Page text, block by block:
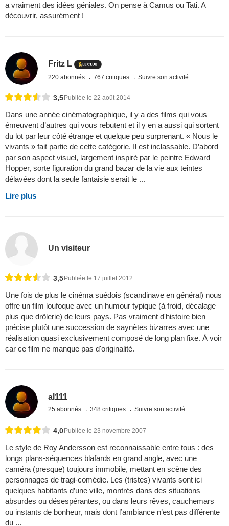
a vraiment des idées géniales. On pense à Camus ou Tati. A
découvrir, assurément !
Fritz L
220 abonnés 767 critiques Suivre son activité
3,5 Publiée le 22 août 2014
Dans une année cinématographique, il y a des films qui vous
émeuvent d’autres qui vous rebutent et il y en a aussi qui sortent
du lot par leur côté étrange et quelque peu surprenant. « Nous le
vivants » fait partie de cette catégorie. Il est inclassable. D’abord
par son aspect visuel, largement inspiré par le peintre Edward
Hopper, sorte figuration du grand bazar de la vie aux teintes
délavées dont la seule fantaisie serait le ...
Lire plus
Un visiteur
3,5Publiée le 17 juillet 2012
Une fois de plus le cinéma suédois (scandinave en général) nous
offre un film loufoque avec un humour typique (à froid, décalage
plus que drôlerie) de leurs pays. Pas vraiment d'histoire bien
précise plutôt une succession de saynètes bizarres avec une
réalisation quasi exclusivement composé de long plan fixe. À voir
car ce film ne manque pas d'originalité.
al111
25 abonnés 348 critiques Suivre son activité
4,0Publiée le 23 novembre 2007
Le style de Roy Andersson est reconnaissable entre tous : des
longs plans-séquences blafards en grand angle, avec une
caméra (presque) toujours immobile, mettant en scène des
personnages de tragi-comédie. Les (tristes) vivants sont ici
quelques habitants d’une ville, montrés dans des situations
absurdes ou désespérantes, ou dans leurs rêves, cauchemars
ou instants de bonheur, mais dont l’ambiance n’est pas différente
du ...